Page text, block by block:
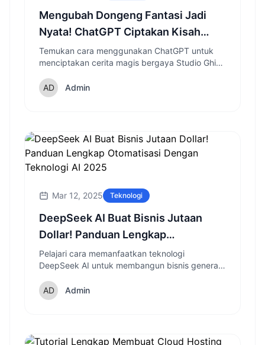
Mengubah Dongeng Fantasi Jadi
Nyata! ChatGPT Ciptakan Kisah
Magis Ala Studio Ghibli
Temukan cara menggunakan ChatGPT untuk
menciptakan cerita magis bergaya Studio Ghibli
sentuhan kecerdasan buatan modern.
Admin
Mar 12, 2025 Teknologi
DeepSeek AI Buat Bisnis Jutaan
Dollar! Panduan Lengkap
Otomatisasi Dengan Teknologi AI
2025
Pelajari cara memanfaatkan teknologi
DeepSeek AI untuk membangun bisnis generasi
panduan lengkap strategi konversi tinggi.
Admin